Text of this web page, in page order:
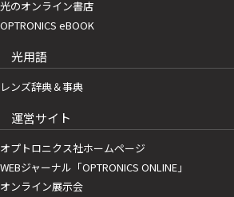
光のオンライン書店
OPTRONICS eBOOK
光用語
レンズ辞典＆事典
運営サイト
オプトロニクス社ホームページ
WEBジャーナル「OPTRONICS ONLINE」
オンライン展示会